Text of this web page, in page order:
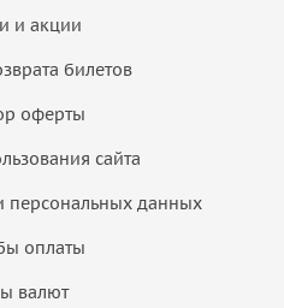
и акции
билетов
оферты
сайта
персональных данных
оплаты
валют